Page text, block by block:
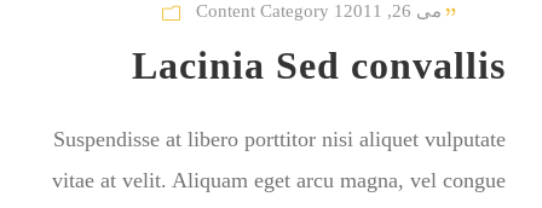
می 26, 2011 Content Category 1
Lacinia Sed convallis
Suspendisse at libero porttitor nisi aliquet vulputate
vitae at velit. Aliquam eget arcu magna, vel congue